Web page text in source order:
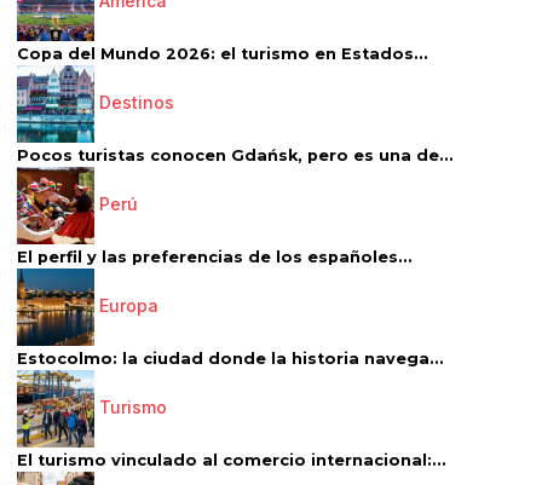
Copa del Mundo 2026: el turismo en Estados...
Destinos
Pocos turistas conocen Gdańsk, pero es una de...
Perú
El perfil y las preferencias de los españoles...
Europa
Estocolmo: la ciudad donde la historia navega...
Turismo
El turismo vinculado al comercio internacional:...